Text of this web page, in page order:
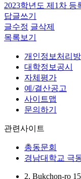
2023학년도 제1차
답글쓰기
글수정 글삭제
목록보기
개인정보처리
대학정보공시
자체평가
예/결산공고
사이트맵
문의하기
관련사이트
총동문회
경남대학교 극
2, Bukchon-ro